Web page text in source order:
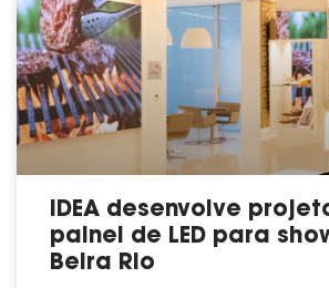
IDEA desenvolve
painel de LED para
Beira Rio